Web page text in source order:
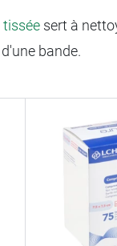
sert à
bande.